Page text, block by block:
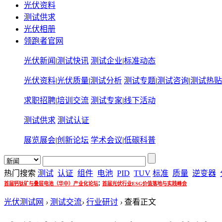
光伏资料
测试供求
光伏相册
领跑者官网
光伏新闻 |测试快讯 测试企业|标准动态
光伏资料|光伏质量|测试分析 测试专题|测试咨询|测试热贴
求职招聘|培训交流 测试专家|线下活动
测试供求 测试认证
展览展会|创新论坛 学术会议|低碳科普
热门搜索 测试 认证 组件 电池 PID TUV 标准 质量 逆变器
首届钙钛矿与叠层电池（华中）产业化论坛; 首届光伏行业ESG价值落地与实践峰会
光伏测试网 › 测试交流› 行业研讨 › 查看正文